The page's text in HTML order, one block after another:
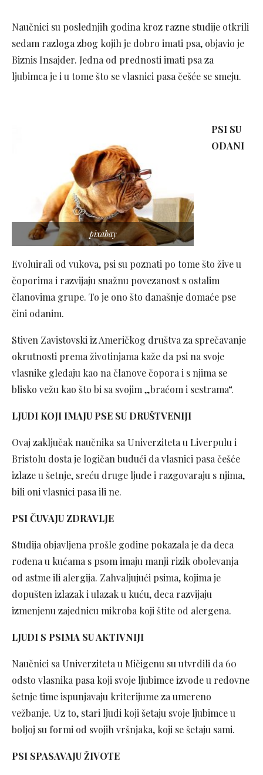
Naučnici su poslednjih godina kroz razne studije otkrili
sedam razloga zbog kojih je dobro imati psa, objavio je
Biznis Insajder. Jedna od prednosti imati psa za
ljubimca je i u tome što se vlasnici pasa češće se smeju.
pixabay
PSI SU
ODANI
Evoluirali od vukova, psi su poznati po tome što žive u
čoporima i razvijaju snažnu povezanost s ostalim
članovima grupe. To je ono što današnje domaće pse
čini odanim.
Stiven Zavistovski iz Američkog društva za sprečavanje
okrutnosti prema životinjama kaže da psi na svoje
vlasnike gledaju kao na članove čopora i s njima se
blisko vežu kao što bi sa svojim „braćom i sestrama“.
LJUDI KOJI IMAJU PSE SU DRUŠTVENIJI
Ovaj zaključak naučnika sa Univerziteta u Liverpulu i
Bristolu dosta je logičan budući da vlasnici pasa češće
izlaze u šetnje, sreću druge ljude i razgovaraju s njima,
bili oni vlasnici pasa ili ne.
PSI ČUVAJU ZDRAVLJE
Studija objavljena prošle godine pokazala je da deca
rođena u kućama s psom imaju manji rizik obolevanja
od astme ili alergija. Zahvaljujući psima, kojima je
dopušten izlazak i ulazak u kuću, deca razvijaju
izmenjenu zajednicu mikroba koji štite od alergena.
LJUDI S PSIMA SU AKTIVNIJI
Naučnici sa Univerziteta u Mičigenu su utvrdili da 60
odsto vlasnika pasa koji svoje ljubimce izvode u redovne
šetnje time ispunjavaju kriterijume za umereno
vežbanje. Uz to, stari ljudi koji šetaju svoje ljubimce u
boljoj su formi od svojih vršnjaka, koji se šetaju sami.
PSI SPASAVAJU ŽIVOTE